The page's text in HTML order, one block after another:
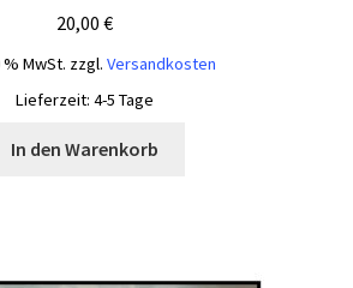
20,00 €
% MwSt. zzgl. Versandkosten
Lieferzeit: 4-5 Tage
In den Warenkorb